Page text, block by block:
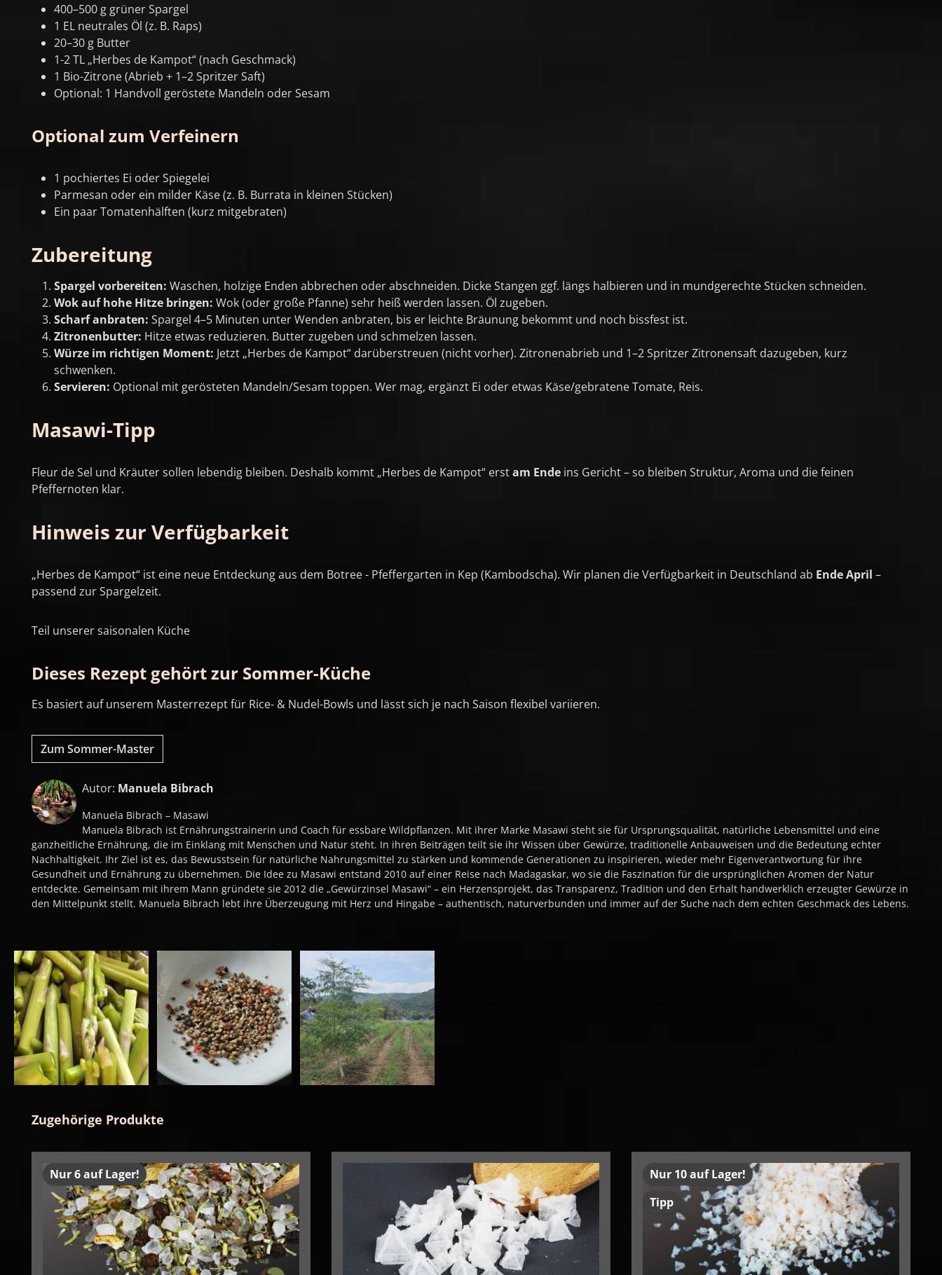
400–500 g grüner Spargel
1 EL neutrales Öl (z. B. Raps)
20–30 g Butter
1-2 TL „Herbes de Kampot“ (nach Geschmack)
1 Bio-Zitrone (Abrieb + 1–2 Spritzer Saft)
Optional: 1 Handvoll geröstete Mandeln oder Sesam
Optional zum Verfeinern
1 pochiertes Ei oder Spiegelei
Parmesan oder ein milder Käse (z. B. Burrata in kleinen Stücken)
Ein paar Tomatenhälften (kurz mitgebraten)
Zubereitung
Spargel vorbereiten: Waschen, holzige Enden abbrechen oder abschneiden. Dicke Stangen ggf. längs halbieren und in mundgerechte Stücken schneiden.
Wok auf hohe Hitze bringen: Wok (oder große Pfanne) sehr heiß werden lassen. Öl zugeben.
Scharf anbraten: Spargel 4–5 Minuten unter Wenden anbraten, bis er leichte Bräunung bekommt und noch bissfest ist.
Zitronenbutter: Hitze etwas reduzieren. Butter zugeben und schmelzen lassen.
Würze im richtigen Moment: Jetzt „Herbes de Kampot“ darüberstreuen (nicht vorher). Zitronenabrieb und 1–2 Spritzer Zitronensaft dazugeben, kurz
schwenken.
Servieren: Optional mit gerösteten Mandeln/Sesam toppen. Wer mag, ergänzt Ei oder etwas Käse/gebratene Tomate, Reis.
Masawi-Tipp
Fleur de Sel und Kräuter sollen lebendig bleiben. Deshalb kommt „Herbes de Kampot“ erstam Ende ins Gericht – so bleiben Struktur, Aroma und die feinen
Pfeffernoten klar.
Hinweis zur Verfügbarkeit
„Herbes de Kampot“ ist eine neue Entdeckung aus dem Botree - Pfeffergarten in Kep (Kambodscha). Wir planen die Verfügbarkeit in Deutschland ab Ende April –
passend zur Spargelzeit.
Teil unserer saisonalen Küche
Dieses Rezept gehört zur Sommer-Küche
Es basiert auf unserem Masterrezept für Rice- & Nudel-Bowls und lässt sich je nach Saison flexibel variieren.
Zum Sommer-Master
Autor: Manuela Bibrach
Manuela Bibrach – Masawi
Manuela Bibrach ist Ernährungstrainerin und Coach für essbare Wildpflanzen. Mit ihrer Marke Masawi steht sie für Ursprungsqualität, natürliche Lebensmittel und eine
ganzheitliche Ernährung, die im Einklang mit Menschen und Natur steht. In ihren Beiträgen teilt sie ihr Wissen über Gewürze, traditionelle Anbauweisen und die Bedeutung echter
Nachhaltigkeit. Ihr Ziel ist es, das Bewusstsein für natürliche Nahrungsmittel zu stärken und kommende Generationen zu inspirieren, wieder mehr Eigenverantwortung für ihre
Gesundheit und Ernährung zu übernehmen. Die Idee zu Masawi entstand 2010 auf einer Reise nach Madagaskar, wo sie die Faszination für die ursprünglichen Aromen der Natur
entdeckte. Gemeinsam mit ihrem Mann gründete sie 2012 die „Gewürzinsel Masawi“ – ein Herzensprojekt, das Transparenz, Tradition und den Erhalt handwerklich erzeugter Gewürze in
den Mittelpunkt stellt. Manuela Bibrach lebt ihre Überzeugung mit Herz und Hingabe – authentisch, naturverbunden und immer auf der Suche nach dem echten Geschmack des Lebens.
Produktgalerie überspringen
Zugehörige Produkte
Nur 6 auf Lager!
Nur 10 auf Lager!
Tipp